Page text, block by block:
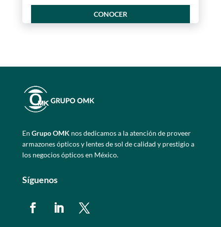
CONOCER
En Grupo OMKnos dedicamos a la atención de proveer
armazones ópticos y lentes de sol de calidad y prestigio a
los negocios ópticos en México.
Síguenos